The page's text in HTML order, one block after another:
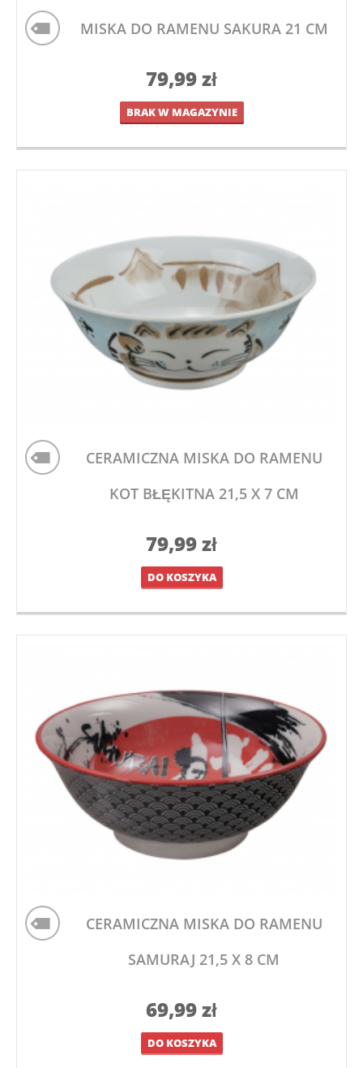
MISKA DO RAMENU SAKURA 21 CM
79,99zł
BRAK W MAGAZYNIE
CERAMICZNA MISKA DO RAMENU
KOT BŁĘKITNA 21,5 X 7 CM
79,99zł
DO KOSZYKA
CERAMICZNA MISKA DO RAMENU
SAMURAJ 21,5 X 8 CM
69,99zł
DO KOSZYKA